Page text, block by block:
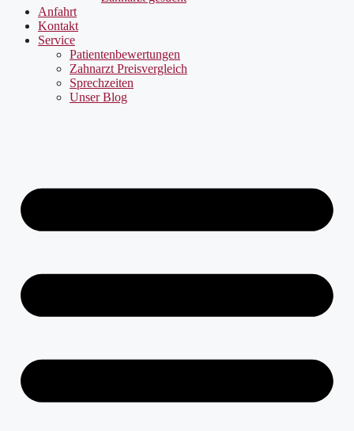
Anfahrt
Kontakt
Service
Patientenbewertungen
Zahnarzt Preisvergleich
Sprechzeiten
Unser Blog